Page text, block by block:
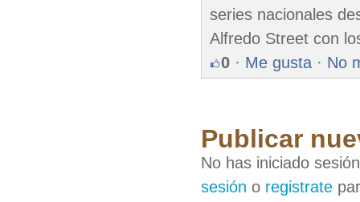
series nacionales
Alfredo Street con
0 · Me gusta · No
Publicar
No has iniciado
sesión o registrate